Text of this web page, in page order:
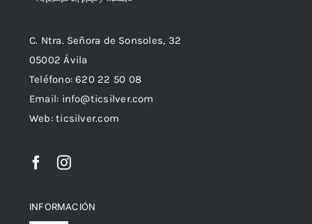
C. Ntra. Señora de Sonsoles, 32
05002 Ávila
Teléfono: 620 22 50 08
Email: info@ticsilver.com
Web: ticsilver.com
INFORMACIÓN